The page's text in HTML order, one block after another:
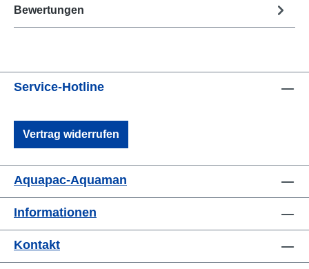
Bewertungen
Service-Hotline
Vertrag widerrufen
Aquapac-Aquaman
Informationen
Kontakt